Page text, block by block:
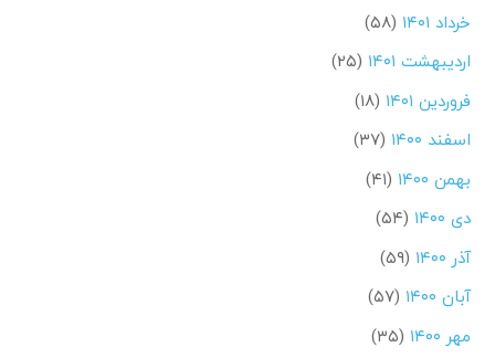
خرداد ۱۴۰۱
(۵۸)
اردیبهشت ۱۴۰۱
(۲۵)
فروردین ۱۴۰۱
(۱۸)
اسفند ۱۴۰۰
(۳۷)
بهمن ۱۴۰۰
(۴۱)
دی ۱۴۰۰
(۵۴)
آذر ۱۴۰۰
(۵۹)
آبان ۱۴۰۰
(۵۷)
مهر ۱۴۰۰
(۳۵)